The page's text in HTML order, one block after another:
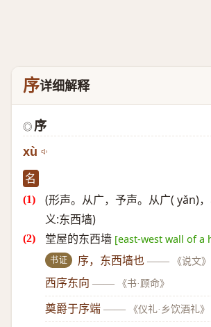
序详细解释
◎ 序
xù
名
(形声。从广，予声。从广( yǎn)
义:东西墙)
堂屋的东西墙 [east-west wall of a
书证 序，东西墙也 —— 《说文》
西序东向 —— 《书·顾命》
奠爵于序端 —— 《仪礼·乡饮酒礼》